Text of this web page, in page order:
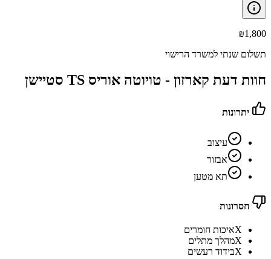
₪1,800
תשלום שנתי למשרד הרישוי
חוות דעת קארזון - טויוטה אוריס TS סטיישן
יתרונות
עיצוב
אבזור
תא מטען
חסרונות
Xאיכות חומרים
Xמהלך מתלים
Xבידוד רעשים